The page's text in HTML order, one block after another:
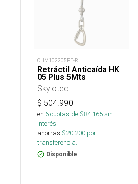
CHM102205FE-R
Retráctil Anticaída HK
05 Plus 5Mts
Skylotec
$ 504.990
en 6cuotas de $84.165sin
interés
ahorras $20.200 por
transferencia.
Disponible